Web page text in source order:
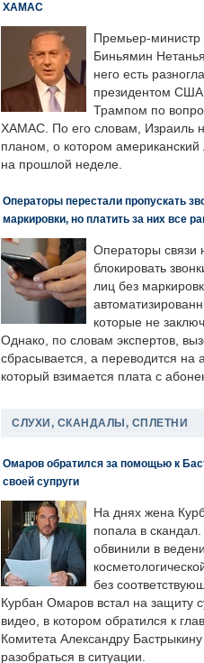
ХАМАС
Премьер-министр
Биньямин
него есть
президентом
Трампом по
ХАМАС. По его словам, Израиль
планом, о котором
на прошлой неделе.
Операторы перестали пропускать
маркировки, но платить за них все
Операторы связи
блокировать
лиц без
которые не
Однако, по словам экспертов,
сбрасывается, а переводится на
который взимается плата с
СЛУХИ, СКАНДАЛЫ, СПЛЕТНИ
Омаров обратился за помощью к
своей супруги
На днях жена
попала в
обвинили в
без
Курбан Омаров встал на защиту
видео, в котором обратился к
Комитета Александру
разобраться в ситуации.